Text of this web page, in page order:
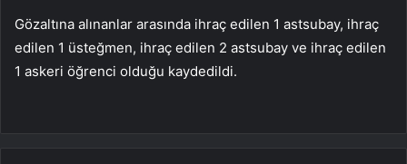
Gözaltına alınanlar arasında ihraç edilen 1 astsubay, ihraç
edilen 1 üsteğmen, ihraç edilen 2 astsubay ve ihraç edilen
1 askeri öğrenci olduğu kaydedildi.